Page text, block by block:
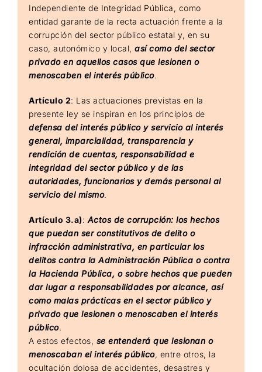
Independiente de Integridad Pública, como
entidad garante de la recta actuación frente a la
corrupción del sector público estatal y, en su
caso, autonómico y local,así como del sector
privado en aquellos casos que lesionen o
menoscaben el interés público.
Artículo 2: Las actuaciones previstas en la
presente ley se inspiran en los principios de
defensa del interés público y servicio al interés
general, imparcialidad, transparencia y
rendición de cuentas, responsabilidad e
integridad del sector público y de las
autoridades, funcionarios y demás personal al
servicio del mismo.
Artículo 3.a): Actos de corrupción: los hechos
que puedan ser constitutivos de delito o
infracción administrativa, en particular los
delitos contra la Administración Pública o contra
la Hacienda Pública, o sobre hechos que pueden
dar lugar a responsabilidades por alcance, así
como malas prácticas en el sector público y
privado que lesionen o menoscaben el interés
público.
A estos efectos, se entenderá que lesionan o
menoscaban el interés público, entre otros, la
ocultación dolosa de accidentes, desastres y